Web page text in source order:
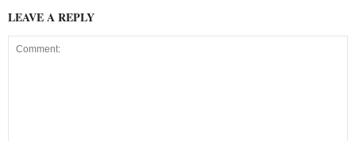
LEAVE A REPLY